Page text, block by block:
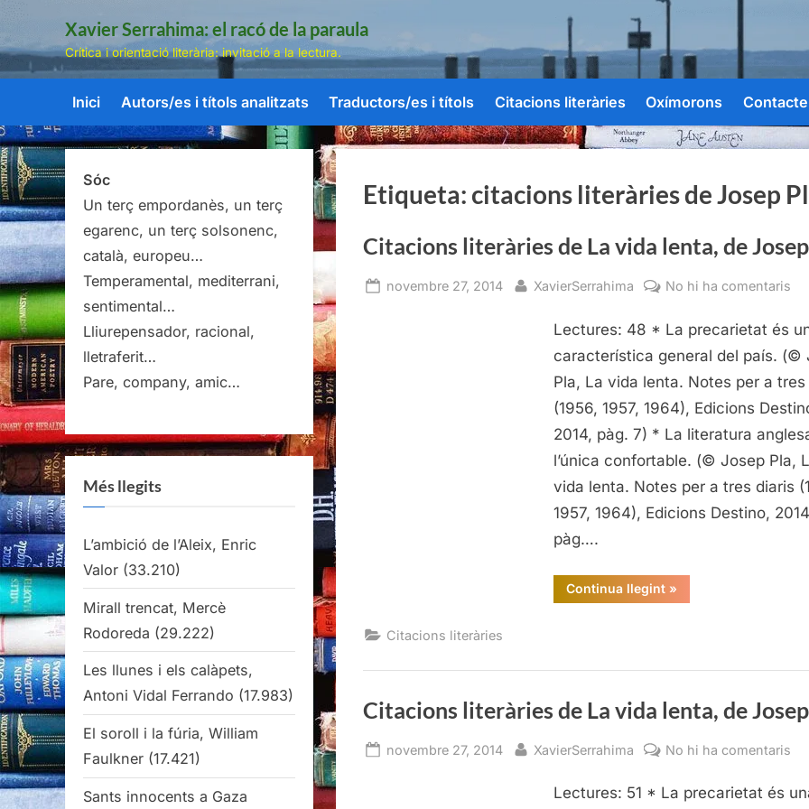
Skip
content
Xavier Serrahima: el racó de la paraula
Crítica i orientació literària: invitació a la lectura.
Inici Autors/es i títols analitzats Traductors/es i títols Citacions literàries Oxímorons Contacte
Etiqueta: citacions literàries de Josep
Citacions literàries de La vida lenta, de
Posted
novembre 27, 2014 By
XavierSerrahima No hi ha comentaris
de
La
de
Pla
Lectures: 48 * La precarietat és
característica general del país. (©
Pla, La vida lenta. Notes per a tres
(1956, 1957, 1964), Edicions
2014, pàg. 7) * La literatura
l’única confortable. (© Josep Pla,
vida lenta. Notes per a tres diaris
1957, 1964), Edicions Destino,
pàg….
Continua llegint“Citacions
literàries
Josep
»
Citacions literàries
Citacions literàries de La vida lenta, de
Posted
novembre 27, 2014 By
XavierSerrahima No hi ha comentaris
Lectures: 51 * La precarietat és
Sóc
Un terç empordanès, un terç
egarenc, un terç solsonenc,
català, europeu…
Temperamental, mediterrani,
sentimental…
Lliurepensador, racional,
lletraferit…
Pare, company, amic…
Més llegits
L’ambició de l’Aleix, Enric
Valor (33.210)
Mirall trencat, Mercè
Rodoreda (29.222)
Les llunes i els calàpets,
Antoni Vidal Ferrando (17.983)
El soroll i la fúria, William
Faulkner (17.421)
Sants innocents a Gaza